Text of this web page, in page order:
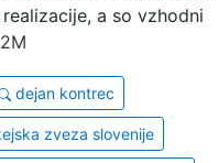
a so vzhodni
dejan kontrec
zveza slovenije